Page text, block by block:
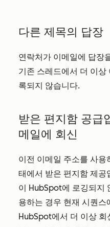
다른 제목의 답장
연락처가 이메일에 답장
기존 스레드에서 더 이상
록되지 않습니다.
받은 편지함 공급
메일에 회신
이전 이메일 주소를 사
태에서 받은 편지함 제
이 HubSpot에 로깅되지
용하는 경우 현재 시퀀
HubSpot에서 더 이상 회